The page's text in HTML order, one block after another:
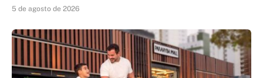
5 de agosto de 2026